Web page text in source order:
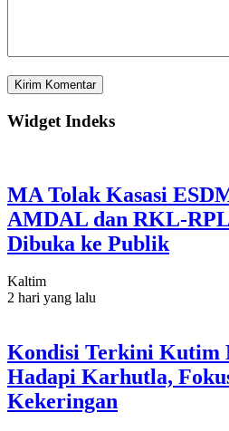
Widget Indeks
MA Tolak Kasasi
AMDAL dan RKL-
Dibuka ke Publik
Kaltim
2 hari yang lalu
Kondisi Terkini Kutim
Hadapi Karhutla,
Kekeringan